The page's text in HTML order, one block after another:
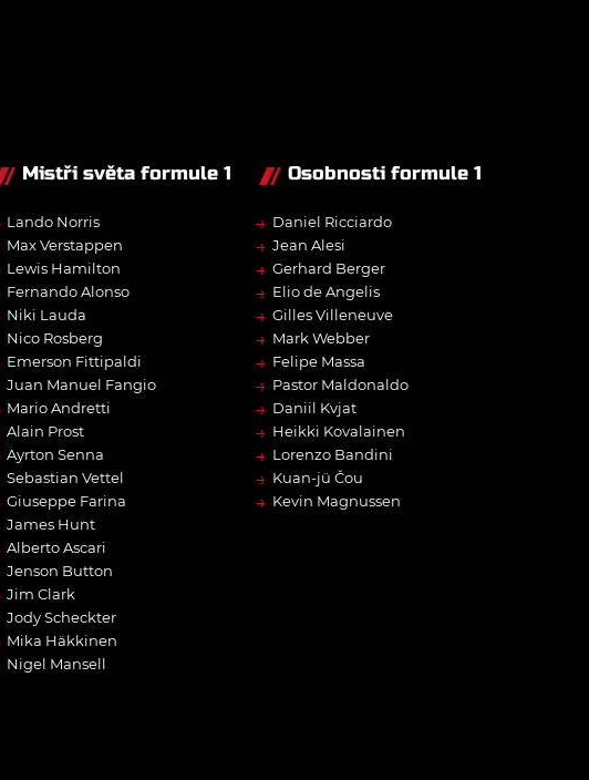
Mistři světa formule 1
Lando Norris
Max Verstappen
Lewis Hamilton
Fernando Alonso
Niki Lauda
Nico Rosberg
Emerson Fittipaldi
Juan Manuel Fangio
Mario Andretti
Alain Prost
Ayrton Senna
Sebastian Vettel
Giuseppe Farina
James Hunt
Alberto Ascari
Jenson Button
Jim Clark
Jody Scheckter
Mika Häkkinen
Nigel Mansell
Osobnosti formule 1
→ Daniel Ricciardo
→ Jean Alesi
→ Gerhard Berger
→ Elio de Angelis
→ Gilles Villeneuve
→ Mark Webber
→ Felipe Massa
→ Pastor Maldonaldo
→ Daniil Kvjat
→ Heikki Kovalainen
→ Lorenzo Bandini
→ Kuan-jü Čou
→ Kevin Magnussen